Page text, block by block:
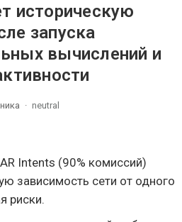
историческую
запуска
вычислений и
neutral
Intents (90% комиссий)
зависимость сети от одного
риски.